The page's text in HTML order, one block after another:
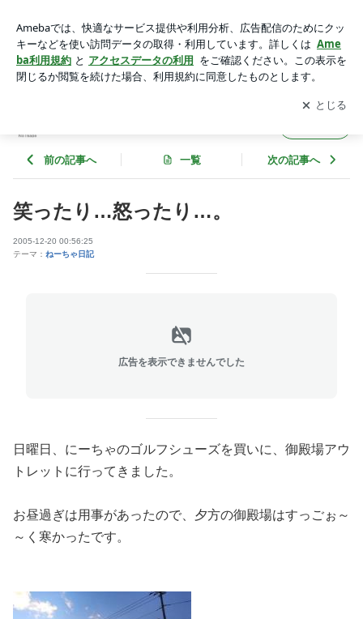
アプリをダウンロードして ブログの更新通知
を受け取りまし
ょう。
開く
前の記事へ 一覧 次の記事へ
笑ったり…怒ったり…。
2005-12-20 00:56:25
テーマ： ねーちゃ日記
広告を表示できませんでした
日曜日、にーちゃのゴルフシューズを買いに、御殿場アウ
トレットに行ってきました。
お昼過ぎは用事があったので、夕方の御殿場はすっごぉ～
～く寒かったです。